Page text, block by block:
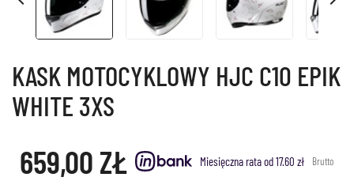
KASK MOTOCYKLOWY HJC C10 EPIK
WHITE 3XS
659,00 ZŁ Miesięczna rata od 17.60 zł Brutto